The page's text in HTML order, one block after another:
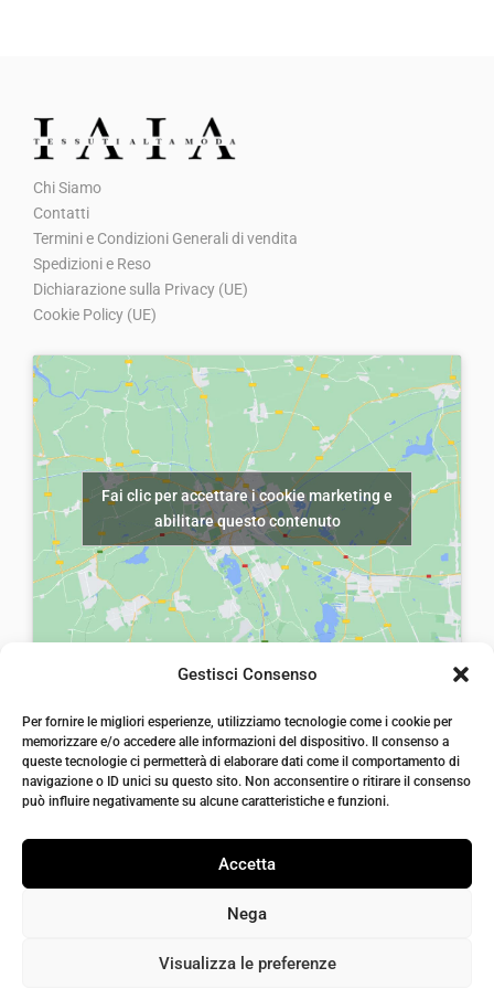
Gestisci Consenso
Per fornire le migliori esperienze, utilizziamo tecnologie come i cookie per
memorizzare e/o accedere alle informazioni del dispositivo. Il consenso a
queste tecnologie ci permetterà di elaborare dati come il comportamento di
navigazione o ID unici su questo sito. Non acconsentire o ritirare il consenso
può influire negativamente su alcune caratteristiche e funzioni.
Accetta
Nega
Visualizza le preferenze
o
i
g
i
n
a
l
e
r
:
1
2
0
.
o
t
a
e
è
:
€
5
0
.
Chi Siamo
Contatti
Termini e Condizioni Generali di vendita
Spedizioni e Reso
Dichiarazione sulla Privacy (UE)
Cookie Policy (UE)
Fai clic per accettare i cookie marketing e
abilitare questo contenuto
Via Michele imperiali, ang. via Salvo d'Acquisto, 205,
72021, Francavilla Fontana, Puglia
info@laiatessuti.com
+39 327 46 19 544